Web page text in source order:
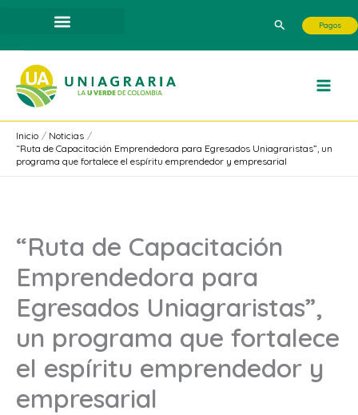
contenido
Buscar Pagos
Inicio
Noticias
“Ruta de Capacitación Emprendedora para Egresados Uniagraristas”, un
programa que fortalece el espíritu emprendedor y empresarial
“Ruta de Capacitación
Emprendedora para
Egresados Uniagraristas”,
un programa que fortalece
el espíritu emprendedor y
empresarial